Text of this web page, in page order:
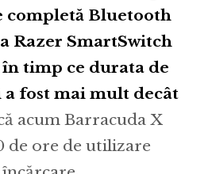
Bluetooth
Razer SmartSwitch
timp ce durata de
a fost mai mult decât
acum Barracuda X
de ore de utilizare